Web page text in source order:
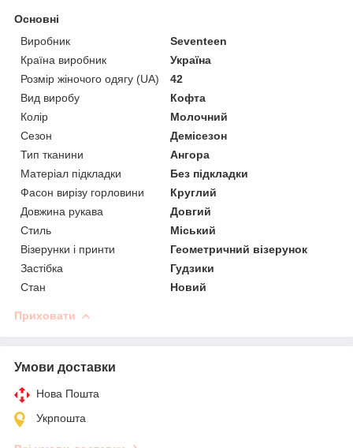
Основні
Виробник
Seventeen
Країна виробник
Україна
Розмір жіночого одягу (UA)
42
Вид виробу
Кофта
Колір
Молочний
Сезон
Демісезон
Тип тканини
Ангора
Матеріал підкладки
Без підкладки
Фасон вирізу горловини
Круглий
Довжина рукава
Довгий
Стиль
Міський
Візерунки і принти
Геометричний візерунок
Застібка
Гудзики
Стан
Новий
Приховати
Умови доставки
Нова Пошта
Укрпошта